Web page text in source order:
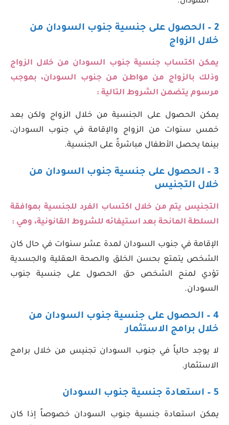
2 – الحصول على جنسية جنوب السودان من
خلال الزواج
يمكن اكتساب جنسية جنوب السودان من خلال الزواج
وذلك بالزواج من مواطن من جنوب السودان، بموجب
مرسوم يتضمن الشروط التالية :
يمكن الحصول على الجنسية من خلال الزواج ولكن بعد
خمس سنوات من الزواج والإقامة في جنوب السودان،
بينما يحصل الأطفال مباشرةً على الجنسية.
3 – الحصول على جنسية جنوب السودان من
خلال التجنيس
التجنيس يتم من خلال اكتساب الفرد للجنسية بموافقة
السلطة المانحة بعد استيفائه للشروط القانونية، وهي :
الإقامة في جنوب السودان لمدة عشر سنوات في حال كان
الشخص يتمتع بحسن الخلق والصحة العقلية والجسدية
تؤدي لمنح الشخص حق الحصول على جنسية جنوب
السودان.
4 – الحصول على جنسية جنوب السودان من
خلال برامج الاستثمار
لا يوجد حالياً في جنوب السودان تجنيس من خلال برامج
الاستثمار.
5 – استعادة جنسية جنوب السودان
يمكن استعادة جنسية جنوب السودان خصوصاً إذا كان